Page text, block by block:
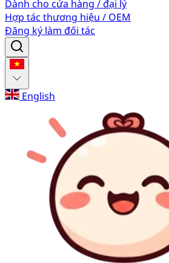
Dành cho cửa hàng / đại lý
Hợp tác thương hiệu / OEM
Đăng ký làm đối tác
English